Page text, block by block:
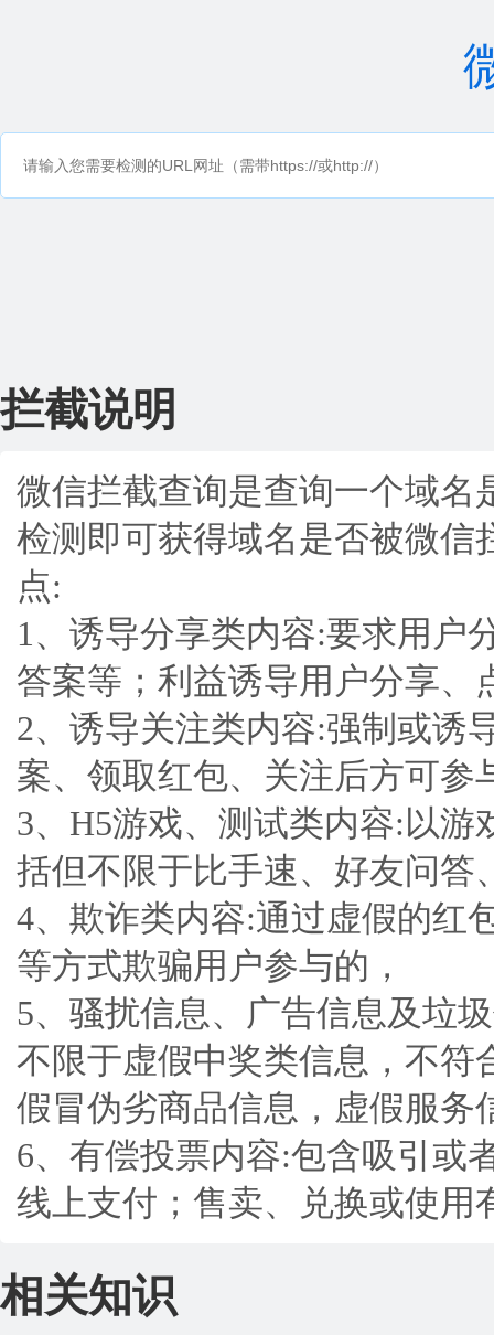
拦截说明
微信拦截查询是查询一个域名
检测即可获得域名是否被微信
点:
1、诱导分享类内容:要求用户
答案等；利益诱导用户分享、
2、诱导关注类内容:强制或诱
案、领取红包、关注后方可参
3、H5游戏、测试类内容:以
括但不限于比手速、好友问答
4、欺诈类内容:通过虚假的红
等方式欺骗用户参与的，
5、骚扰信息、广告信息及垃
不限于虚假中奖类信息，不符
假冒伪劣商品信息，虚假服务
6、有偿投票内容:包含吸引或
线上支付；售卖、兑换或使用
相关知识